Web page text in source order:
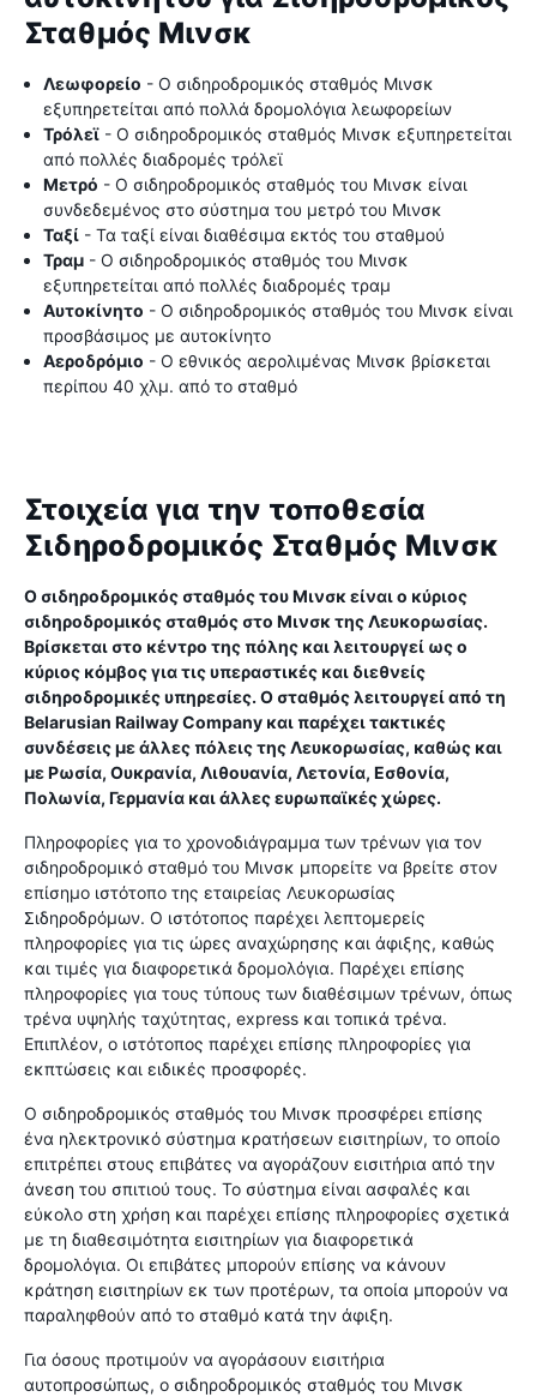
Σταθμός Μινσκ
Λεωφορείο - Ο σιδηροδρομικός σταθμός Μινσκ
εξυπηρετείται από πολλά δρομολόγια λεωφορείων
Τρόλεϊ - Ο σιδηροδρομικός σταθμός Μινσκ εξυπηρετείται
από πολλές διαδρομές τρόλεϊ
Μετρό - Ο σιδηροδρομικός σταθμός του Μινσκ είναι
συνδεδεμένος στο σύστημα του μετρό του Μινσκ
Ταξί - Τα ταξί είναι διαθέσιμα εκτός του σταθμού
Τραμ - Ο σιδηροδρομικός σταθμός του Μινσκ
εξυπηρετείται από πολλές διαδρομές τραμ
Αυτοκίνητο - Ο σιδηροδρομικός σταθμός του Μινσκ είναι
προσβάσιμος με αυτοκίνητο
Αεροδρόμιο - Ο εθνικός αερολιμένας Μινσκ βρίσκεται
περίπου 40 χλμ. από το σταθμό
Στοιχεία για την τοποθεσία
Σιδηροδρομικός Σταθμός Μινσκ
Ο σιδηροδρομικός σταθμός του Μινσκ είναι ο κύριος
σιδηροδρομικός σταθμός στο Μινσκ της Λευκορωσίας.
Βρίσκεται στο κέντρο της πόλης και λειτουργεί ως ο
κύριος κόμβος για τις υπεραστικές και διεθνείς
σιδηροδρομικές υπηρεσίες. Ο σταθμός λειτουργεί από τη
Belarusian Railway Company και παρέχει τακτικές
συνδέσεις με άλλες πόλεις της Λευκορωσίας, καθώς και
με Ρωσία, Ουκρανία, Λιθουανία, Λετονία, Εσθονία,
Πολωνία, Γερμανία και άλλες ευρωπαϊκές χώρες.
Πληροφορίες για το χρονοδιάγραμμα των τρένων για τον
σιδηροδρομικό σταθμό του Μινσκ μπορείτε να βρείτε στον
επίσημο ιστότοπο της εταιρείας Λευκορωσίας
Σιδηροδρόμων. Ο ιστότοπος παρέχει λεπτομερείς
πληροφορίες για τις ώρες αναχώρησης και άφιξης, καθώς
και τιμές για διαφορετικά δρομολόγια. Παρέχει επίσης
πληροφορίες για τους τύπους των διαθέσιμων τρένων, όπως
τρένα υψηλής ταχύτητας, express και τοπικά τρένα.
Επιπλέον, ο ιστότοπος παρέχει επίσης πληροφορίες για
εκπτώσεις και ειδικές προσφορές.
Ο σιδηροδρομικός σταθμός του Μινσκ προσφέρει επίσης
ένα ηλεκτρονικό σύστημα κρατήσεων εισιτηρίων, το οποίο
επιτρέπει στους επιβάτες να αγοράζουν εισιτήρια από την
άνεση του σπιτιού τους. Το σύστημα είναι ασφαλές και
εύκολο στη χρήση και παρέχει επίσης πληροφορίες σχετικά
με τη διαθεσιμότητα εισιτηρίων για διαφορετικά
δρομολόγια. Οι επιβάτες μπορούν επίσης να κάνουν
κράτηση εισιτηρίων εκ των προτέρων, τα οποία μπορούν να
παραληφθούν από το σταθμό κατά την άφιξη.
Για όσους προτιμούν να αγοράσουν εισιτήρια
αυτοπροσώπως, ο σιδηροδρομικός σταθμός του Μινσκ